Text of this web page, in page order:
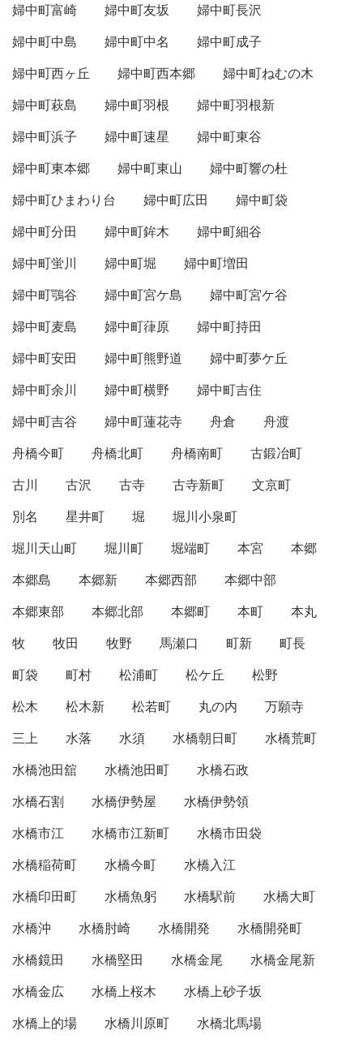
婦中町富崎
婦中町友坂
婦中町長沢
婦中町中島
婦中町中名
婦中町成子
婦中町西ヶ丘
婦中町西本郷
婦中町ねむの木
婦中町萩島
婦中町羽根
婦中町羽根新
婦中町浜子
婦中町速星
婦中町東谷
婦中町東本郷
婦中町東山
婦中町響の杜
婦中町ひまわり台
婦中町広田
婦中町袋
婦中町分田
婦中町鉾木
婦中町細谷
婦中町蛍川
婦中町堀
婦中町増田
婦中町鶚谷
婦中町宮ケ島
婦中町宮ケ谷
婦中町麦島
婦中町葎原
婦中町持田
婦中町安田
婦中町熊野道
婦中町夢ケ丘
婦中町余川
婦中町横野
婦中町吉住
婦中町吉谷
婦中町蓮花寺 舟倉
舟渡
舟橋今町
舟橋北町 舟橋南町
古鍛冶町
古川
古沢 古寺 古寺新町
文京町
別名
星井町 堀
堀川小泉町
堀川天山町
堀川町 堀端町 本宮
本郷
本郷島
本郷新 本郷西部
本郷中部
本郷東部
本郷北部 本郷町 本町
本丸
牧
牧田 牧野 馬瀬口 町新
町長
町袋
町村 松浦町 松ケ丘
松野
松木
松木新 松若町 丸の内
万願寺
三上
水落 水須 水橋朝日町
水橋荒町
水橋池田舘
水橋池田町
水橋石政
水橋石割
水橋伊勢屋
水橋伊勢領
水橋市江
水橋市江新町
水橋市田袋
水橋稲荷町
水橋今町
水橋入江
水橋印田町
水橋魚躬 水橋駅前
水橋大町
水橋沖
水橋肘崎 水橋開発
水橋開発町
水橋鏡田
水橋堅田 水橋金尾
水橋金尾新
水橋金広
水橋上桜木
水橋上砂子坂
水橋上的場
水橋川原町
水橋北馬場